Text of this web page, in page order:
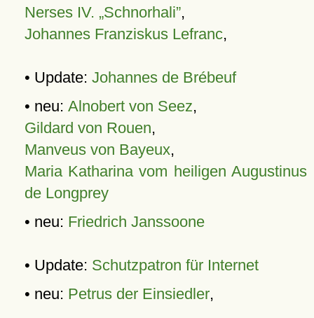
Nerses IV. „Schnorhali”,
Johannes Franziskus Lefranc,
• Update: Johannes de Brébeuf
• neu: Alnobert von Seez,
Gildard von Rouen,
Manveus von Bayeux,
Maria Katharina vom heiligen Augustinus
de Longprey
• neu: Friedrich Janssoone
• Update: Schutzpatron für Internet
• neu: Petrus der Einsiedler,